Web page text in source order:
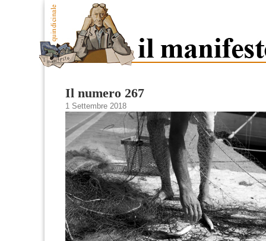
Il numero 267
1 Settembre 2018